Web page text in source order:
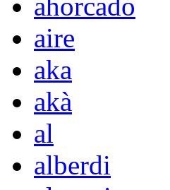
ahorcado
aire
aka
akà
al
alberdi